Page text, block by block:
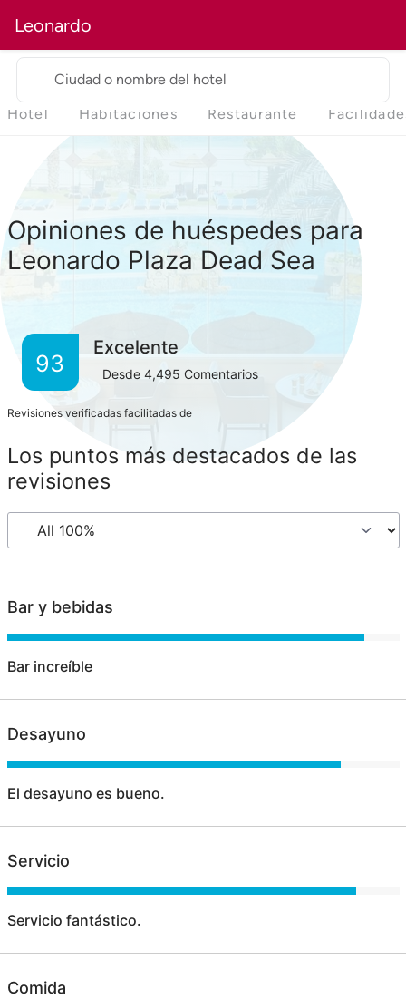
Leonardo
Ciudad o nombre del hotel
Hotel Habitaciones Restaurante
Opiniones de huéspedes para
Leonardo Plaza Dead Sea
93
Excelente
Desde 4,495 Comentarios
Revisiones verificadas facilitadas de
Los puntos más destacados de las
revisiones
Bar y bebidas
Bar increíble
Desayuno
El desayuno es bueno.
Servicio
Servicio fantástico.
Comida